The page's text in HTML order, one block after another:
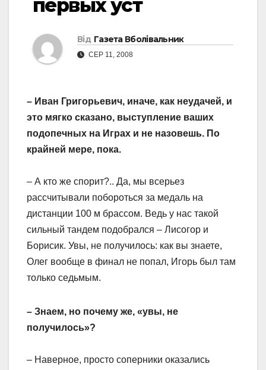
первых уст
Від Газета Вболівальник
СЕР 11, 2008
– Иван Григорьевич, иначе, как неудачей, и
это мягко сказано, выступление ваших
подопечных на Играх и не назовешь. По
крайней мере, пока.
– А кто же спорит?.. Да, мы всерьез
рассчитывали побороться за медаль на
дистанции 100 м брассом. Ведь у нас такой
сильный тандем подобрался – Лисогор и
Борисик. Увы, не получилось: как вы знаете,
Олег вообще в финал не попал, Игорь был там
только седьмым.
– Знаем, но почему же, «увы, не
получилось»?
– Наверное, просто соперники оказались